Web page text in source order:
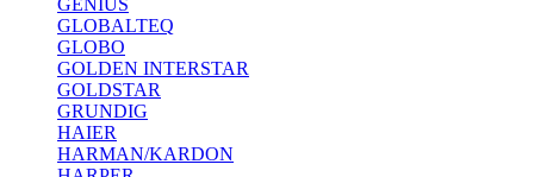
GENIUS
GLOBALTEQ
GLOBO
GOLDEN INTERSTAR
GOLDSTAR
GRUNDIG
HAIER
HARMAN/KARDON